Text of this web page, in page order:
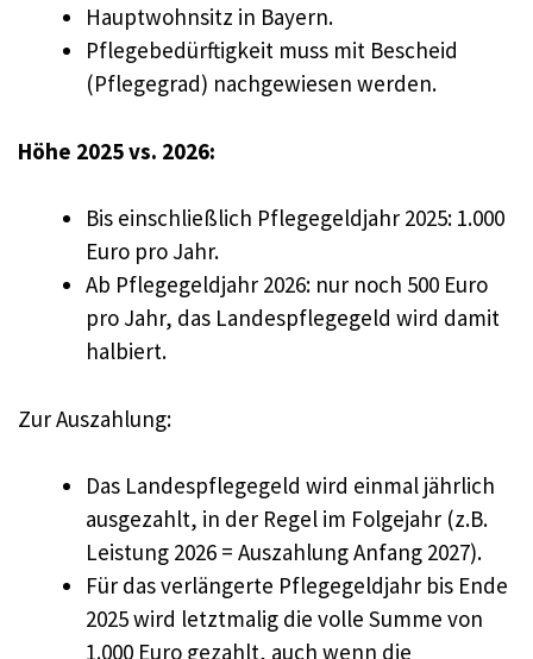
Hauptwohnsitz in Bayern.
Pflegebedürftigkeit muss mit Bescheid
(Pflegegrad) nachgewiesen werden.
Höhe 2025 vs. 2026:
Bis einschließlich Pflegegeldjahr 2025: 1.000
Euro pro Jahr.
Ab Pflegegeldjahr 2026: nur noch 500 Euro
pro Jahr, das Landespflegegeld wird damit
halbiert.
Zur Auszahlung:
Das Landespflegegeld wird einmal jährlich
ausgezahlt, in der Regel im Folgejahr (z.B.
Leistung 2026 = Auszahlung Anfang 2027).
Für das verlängerte Pflegegeldjahr bis Ende
2025 wird letztmalig die volle Summe von
1.000 Euro gezahlt, auch wenn die